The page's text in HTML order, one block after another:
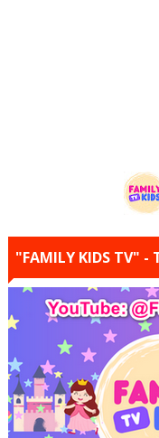
"FAMILY KIDS TV"